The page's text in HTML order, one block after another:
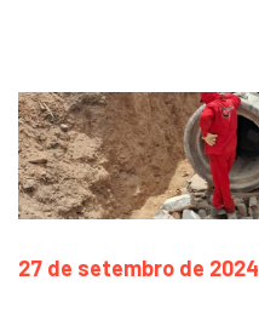
27 de setembro de 2024